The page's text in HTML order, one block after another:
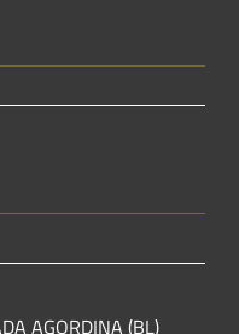
AGORDINA (BL)